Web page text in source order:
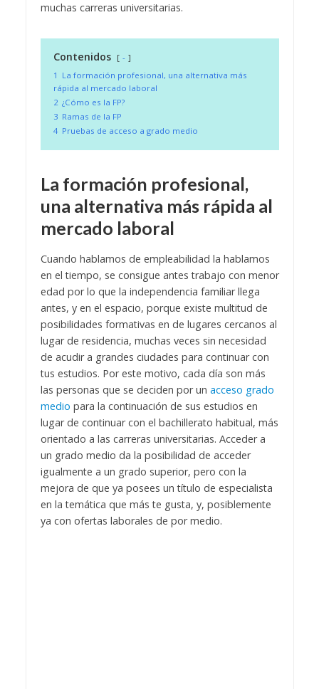
muchas carreras universitarias.
Contenidos
-
1 La formación profesional, una alternativa más
rápida al mercado laboral
2 ¿Cómo es la FP?
3 Ramas de la FP
4 Pruebas de acceso a grado medio
La formación profesional,
una alternativa más rápida al
mercado laboral
Cuando hablamos de empleabilidad la hablamos
en el tiempo, se consigue antes trabajo con menor
edad por lo que la independencia familiar llega
antes, y en el espacio, porque existe multitud de
posibilidades formativas en de lugares cercanos al
lugar de residencia, muchas veces sin necesidad
de acudir a grandes ciudades para continuar con
tus estudios. Por este motivo, cada día son más
las personas que se deciden por un acceso grado
medio para la continuación de sus estudios en
lugar de continuar con el bachillerato habitual, más
orientado a las carreras universitarias. Acceder a
un grado medio da la posibilidad de acceder
igualmente a un grado superior, pero con la
mejora de que ya posees un título de especialista
en la temática que más te gusta, y, posiblemente
ya con ofertas laborales de por medio.